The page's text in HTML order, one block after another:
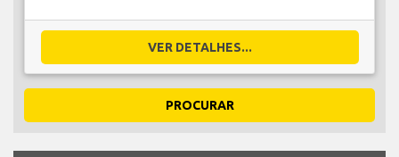
VER DETALHES...
PROCURAR